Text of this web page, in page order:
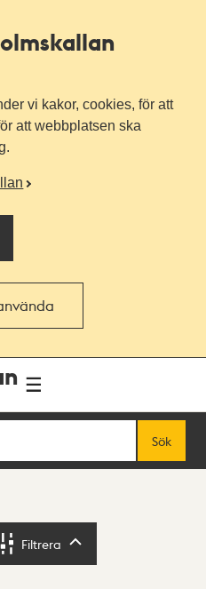
vi kakor, cookies, för att
att webbplatsen ska
Sök
Filtrera